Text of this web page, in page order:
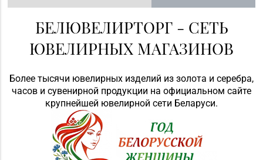
БЕЛЮВЕЛИРТОРГ - СЕТЬ
ЮВЕЛИРНЫХ МАГАЗИНОВ
Более тысячи ювелирных изделий из золота и серебра,
часов и сувенирной продукции на официальном сайте
крупнейшей ювелирной сети Беларуси.